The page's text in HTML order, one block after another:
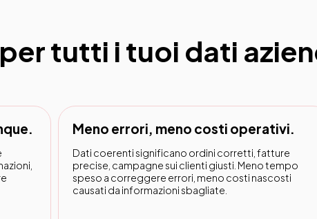
tutti i tuoi dati
Meno errori, meno costi operativi.
Dati coerenti significano ordini corretti, fatture
precise, campagne sui clienti giusti. Meno tempo
speso a correggere errori, meno costi nascosti
causati da informazioni sbagliate.